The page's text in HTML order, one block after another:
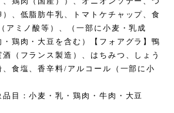
、低脂肪牛乳、トマトケチャップ、食
アミノ酸等）、（一部に小麦・乳成
鶏肉・大豆を含む）【フォアグラ】鴨
（フランス製造）、はちみつ、しょう
食塩、香辛料/アルコール（一部に小
目：小麦・乳・鶏肉・牛肉・大豆